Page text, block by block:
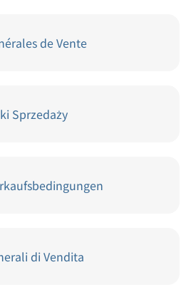
de Vente
Sprzedaży
di Vendita